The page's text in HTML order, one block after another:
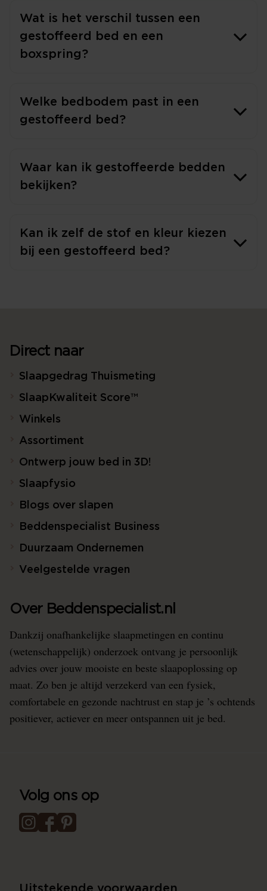
Wat is het verschil tussen een
gestoffeerd bed en een
boxspring?
Welke bedbodem past in een
gestoffeerd bed?
Waar kan ik gestoffeerde bedden
bekijken?
Kan ik zelf de stof en kleur kiezen
bij een gestoffeerd bed?
Direct naar
Slaapgedrag Thuismeting
SlaapKwaliteit Score™
Winkels
Assortiment
Ontwerp jouw bed in 3D!
Slaapfysio
Blogs over slapen
Beddenspecialist Business
Duurzaam Ondernemen
Veelgestelde vragen
Over Beddenspecialist.nl
Dankzij onafhankelijke slaapmetingen en continu
(wetenschappelijk) onderzoek ontvang je persoonlijk
advies over jouw mooiste en beste slaapoplossing op
maat. Zo ben je altijd verzekerd van een fysiek,
comfortabele en gezonde nachtrust en stap je ’s ochtends
positiever, actiever en meer ontspannen uit je bed.
Volg ons op